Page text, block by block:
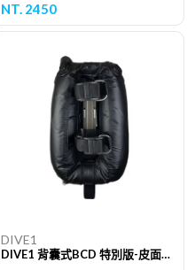
NT. 2450
DIVE1
DIVE1 背囊式BCD 特別版-皮面30磅(軟背板.鋁背板.碳纖背板)